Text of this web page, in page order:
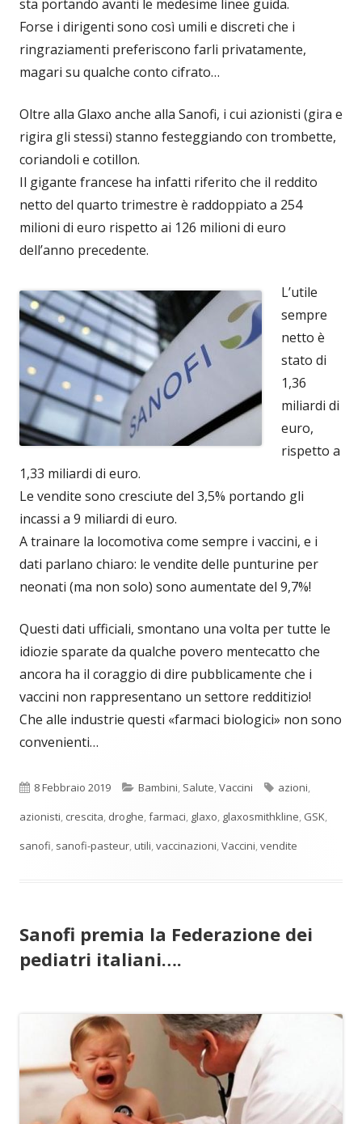
sta portando avanti le medesime linee guida.
Forse i dirigenti sono così umili e discreti che i
ringraziamenti preferiscono farli privatamente,
magari su qualche conto cifrato…
Oltre alla Glaxo anche alla Sanofi, i cui azionisti (gira e
rigira gli stessi) stanno festeggiando con trombette,
coriandoli e cotillon.
Il gigante francese ha infatti riferito che il reddito
netto del quarto trimestre è raddoppiato a 254
milioni di euro rispetto ai 126 milioni di euro
dell’anno precedente.
L’utile
sempre
netto è
stato di
1,36
miliardi di
euro,
rispetto a
1,33 miliardi di euro.
Le vendite sono cresciute del 3,5% portando gli
incassi a 9 miliardi di euro.
A trainare la locomotiva come sempre i vaccini, e i
dati parlano chiaro: le vendite delle punturine per
neonati (ma non solo) sono aumentate del 9,7%!
Questi dati ufficiali, smontano una volta per tutte le
idiozie sparate da qualche povero mentecatto che
ancora ha il coraggio di dire pubblicamente che i
vaccini non rappresentano un settore redditizio!
Che alle industrie questi «farmaci biologici» non sono
convenienti…
Pubblicato
8 Febbraio 2019 Categorie
Bambini, Salute,Vaccini Tag
azioni,
azionisti, crescita, droghe,farmaci, glaxo, glaxosmithkline, GSK,
sanofi, sanofi-pasteur,utili,vaccinazioni,Vaccini,vendite
Sanofi premia la Federazione dei
pediatri italiani….